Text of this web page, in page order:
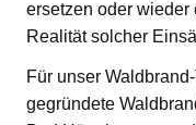
ersetzen oder wieder
Realität solcher
Für unser
gegründete